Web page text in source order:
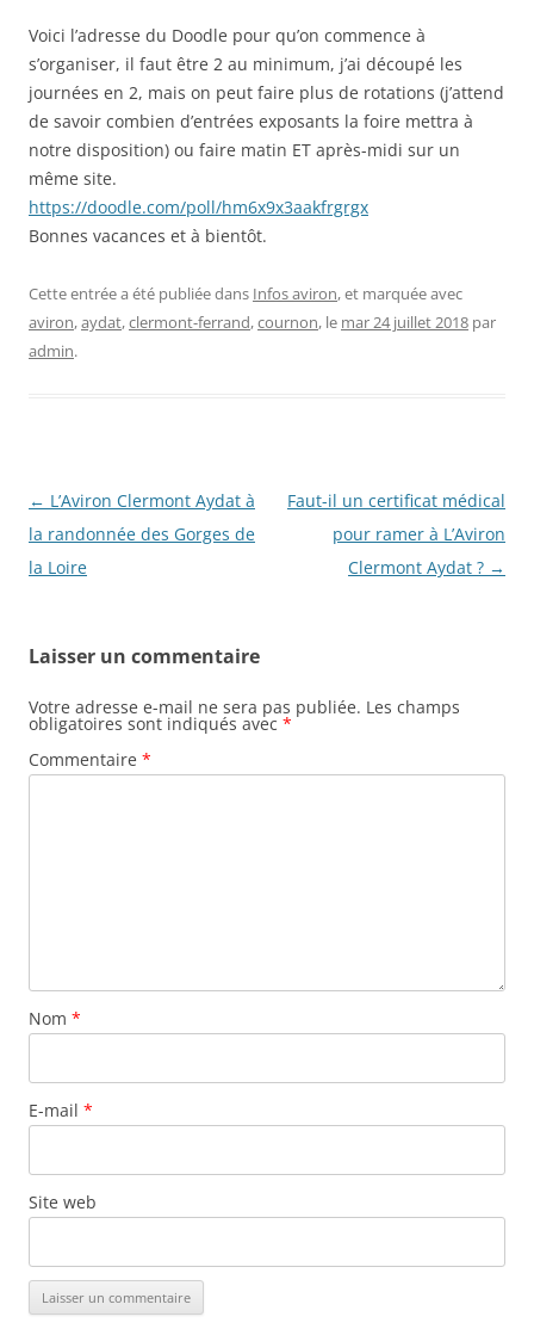
Voici l’adresse du Doodle pour qu’on commence à
s’organiser, il faut être 2 au minimum, j’ai découpé les
journées en 2, mais on peut faire plus de rotations (j’attend
de savoir combien d’entrées exposants la foire mettra à
notre disposition) ou faire matin ET après-midi sur un
même site.
https://doodle.com/poll/hm6x9x3aakfrgrgx
Bonnes vacances et à bientôt.
Cette entrée a été publiée dans Infos aviron, et marquée avec
aviron,aydat,clermont-ferrand,cournon, le mar 24 juillet 2018 par
admin.
Navigation
des
articles
← L’Aviron Clermont Aydat à
la randonnée des Gorges de
la Loire
Faut-il un certificat médical
pour ramer à L’Aviron
Clermont Aydat ? →
Laisser un commentaire
Votre adresse e-mail ne sera pas publiée. Les champs
obligatoires sont indiqués avec *
Commentaire *
Nom *
E-mail *
Site web